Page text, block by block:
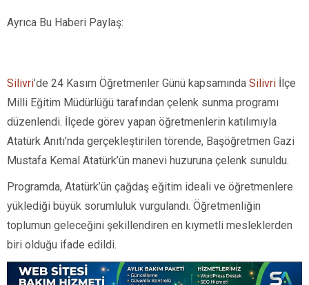
Ayrıca Bu Haberi Paylaş:
Silivri’de 24 Kasım Öğretmenler Günü kapsamında Silivri İlçe
Milli Eğitim Müdürlüğü tarafından çelenk sunma programı
düzenlendi. İlçede görev yapan öğretmenlerin katılımıyla
Atatürk Anıtı’nda gerçekleştirilen törende, Başöğretmen Gazi
Mustafa Kemal Atatürk’ün manevi huzuruna çelenk sunuldu.
Programda, Atatürk’ün çağdaş eğitim ideali ve öğretmenlere
yüklediği büyük sorumluluk vurgulandı. Öğretmenliğin
toplumun geleceğini şekillendiren en kıymetli mesleklerden
biri olduğu ifade edildi.